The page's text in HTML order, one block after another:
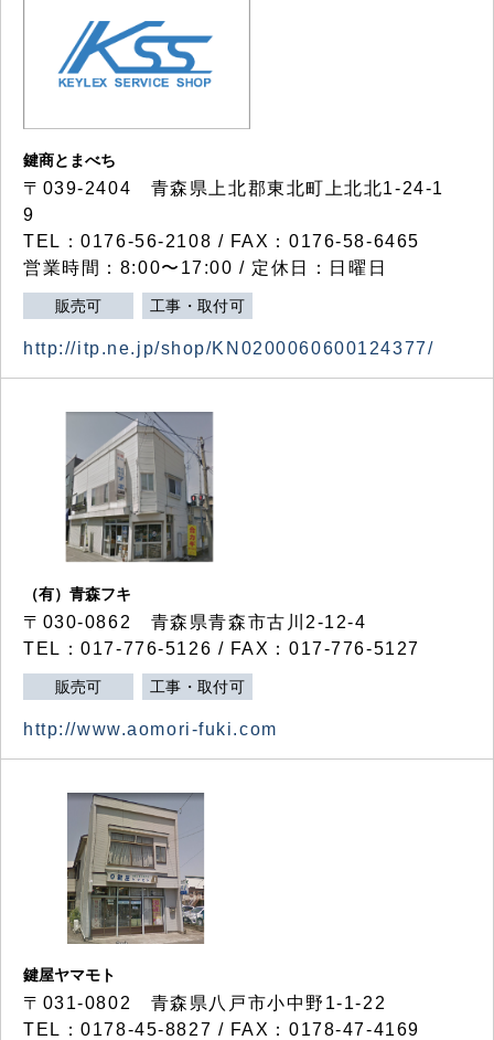
鍵商とまべち
〒039-2404 青森県上北郡東北町上北北1-24-1
9
TEL：0176-56-2108 / FAX：0176-58-6465
営業時間：8:00〜17:00 / 定休日：日曜日
販売可 工事・取付可
http://itp.ne.jp/shop/KN0200060600124377/
（有）青森フキ
〒030-0862 青森県青森市古川2-12-4
TEL：017-776-5126 / FAX：017-776-5127
販売可 工事・取付可
http://www.aomori-fuki.com
鍵屋ヤマモト
〒031-0802 青森県八戸市小中野1-1-22
TEL：0178-45-8827 / FAX：0178-47-4169